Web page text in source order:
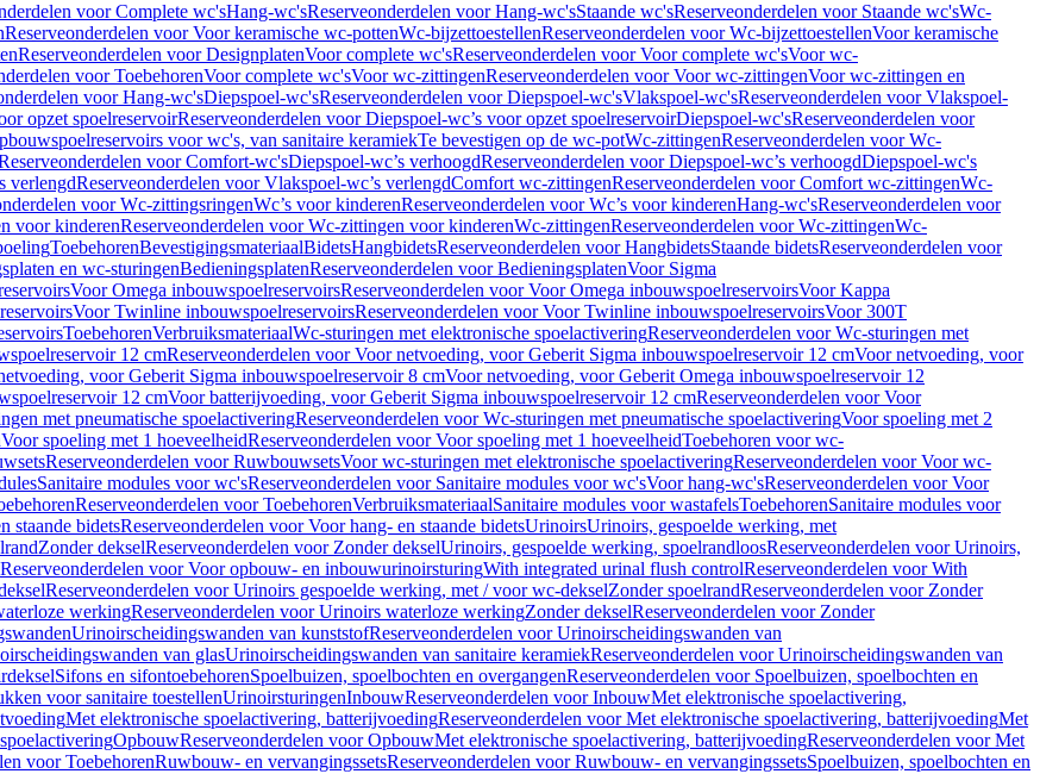
voor Complete wc'sHang-wc'sReserveonderdelen voor Hang-wc'sStaande wc'sReserveonderdelen voor Staande wc'sWc-
Reserveonderdelen voor Voor keramische wc-pottenWc-bijzettoestellenReserveonderdelen voor Wc-bijzettoestellenVoor keramische
Reserveonderdelen voor DesignplatenVoor complete wc'sReserveonderdelen voor Voor complete wc'sVoor wc-
voor ToebehorenVoor complete wc'sVoor wc-zittingenReserveonderdelen voor Voor wc-zittingenVoor wc-zittingen en
voor Hang-wc'sDiepspoel-wc'sReserveonderdelen voor Diepspoel-wc'sVlakspoel-wc'sReserveonderdelen voor Vlakspoel-
opzet spoelreservoirReserveonderdelen voor Diepspoel-wc’s voor opzet spoelreservoirDiepspoel-wc'sReserveonderdelen voor
voor wc's, van sanitaire keramiekTe bevestigen op de wc-potWc-zittingenReserveonderdelen voor Wc-
voor Comfort-wc'sDiepspoel-wc’s verhoogdReserveonderdelen voor Diepspoel-wc’s verhoogdDiepspoel-wc's
verlengdReserveonderdelen voor Vlakspoel-wc’s verlengdComfort wc-zittingenReserveonderdelen voor Comfort wc-zittingenWc-
voor Wc-zittingsringenWc’s voor kinderenReserveonderdelen voor Wc’s voor kinderenHang-wc'sReserveonderdelen voor
voor kinderenReserveonderdelen voor Wc-zittingen voor kinderenWc-zittingenReserveonderdelen voor Wc-zittingenWc-
ToebehorenBevestigingsmateriaalBidetsHangbidetsReserveonderdelen voor HangbidetsStaande bidetsReserveonderdelen voor
en wc-sturingenBedieningsplatenReserveonderdelen voor BedieningsplatenVoor Sigma
Voor Omega inbouwspoelreservoirsReserveonderdelen voor Voor Omega inbouwspoelreservoirsVoor Kappa
Voor Twinline inbouwspoelreservoirsReserveonderdelen voor Voor Twinline inbouwspoelreservoirsVoor 300T
ToebehorenVerbruiksmateriaalWc-sturingen met elektronische spoelactiveringReserveonderdelen voor Wc-sturingen met
12 cmReserveonderdelen voor Voor netvoeding, voor Geberit Sigma inbouwspoelreservoir 12 cmVoor netvoeding, voor
voor Geberit Sigma inbouwspoelreservoir 8 cmVoor netvoeding, voor Geberit Omega inbouwspoelreservoir 12
12 cmVoor batterijvoeding, voor Geberit Sigma inbouwspoelreservoir 12 cmReserveonderdelen voor Voor
met pneumatische spoelactiveringReserveonderdelen voor Wc-sturingen met pneumatische spoelactiveringVoor spoeling met 2
Voor spoeling met 1 hoeveelheidReserveonderdelen voor Voor spoeling met 1 hoeveelheidToebehoren voor wc-
Reserveonderdelen voor RuwbouwsetsVoor wc-sturingen met elektronische spoelactiveringReserveonderdelen voor Voor wc-
Sanitaire modules voor wc'sReserveonderdelen voor Sanitaire modules voor wc'sVoor hang-wc'sReserveonderdelen voor Voor
Reserveonderdelen voor ToebehorenVerbruiksmateriaalSanitaire modules voor wastafelsToebehorenSanitaire modules voor
staande bidetsReserveonderdelen voor Voor hang- en staande bidetsUrinoirsUrinoirs, gespoelde werking, met
Zonder dekselReserveonderdelen voor Zonder dekselUrinoirs, gespoelde werking, spoelrandloosReserveonderdelen voor Urinoirs,
Reserveonderdelen voor Voor opbouw- en inbouwurinoirsturingWith integrated urinal flush controlReserveonderdelen voor With
Reserveonderdelen voor Urinoirs gespoelde werking, met / voor wc-dekselZonder spoelrandReserveonderdelen voor Zonder
werkingReserveonderdelen voor Urinoirs waterloze werkingZonder dekselReserveonderdelen voor Zonder
Urinoirscheidingswanden van kunststofReserveonderdelen voor Urinoirscheidingswanden van
van glasUrinoirscheidingswanden van sanitaire keramiekReserveonderdelen voor Urinoirscheidingswanden van
Sifons en sifontoebehorenSpoelbuizen, spoelbochten en overgangenReserveonderdelen voor Spoelbuizen, spoelbochten en
voor sanitaire toestellenUrinoirsturingenInbouwReserveonderdelen voor InbouwMet elektronische spoelactivering,
Met elektronische spoelactivering, batterijvoedingReserveonderdelen voor Met elektronische spoelactivering, batterijvoedingMet
OpbouwReserveonderdelen voor OpbouwMet elektronische spoelactivering, batterijvoedingReserveonderdelen voor Met
voor ToebehorenRuwbouw- en vervangingssetsReserveonderdelen voor Ruwbouw- en vervangingssetsSpoelbuizen, spoelbochten en